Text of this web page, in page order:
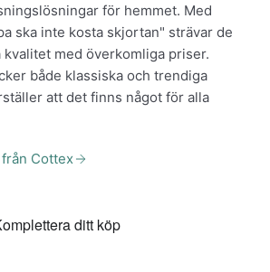
för hemmet. Med
ska inte kosta skjortan" strävar de
med överkomliga priser.
både klassiska och trendiga
att det finns något för alla
Cottex
ditt köp